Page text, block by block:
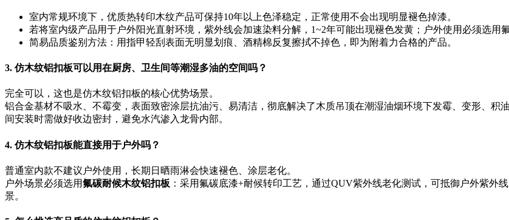
室内常规环境下，优质热转印木纹产品可保持10年以上色泽稳定，正常使用不会出现明显褪色掉漆。
若将室内级产品用于户外阳光直射环境，紫外线会加速染料分解，1~2年可能出现褪色发黄；户外使用必须选用
简易品质鉴别方法：用指甲轻刮表面无明显划痕、酒精棉反复擦拭不掉色，即为附着力合格的产品。
3. 仿木纹铝扣板可以用在厨房、卫生间等潮湿多油的空间吗？
完全可以，这也是仿木纹铝扣板的核心优势场景。
铝合金基材不吸水、不霉变，表面致密涂层抗油污、易清洁，彻底解决了木质吊顶在潮湿油烟环境下发霉、变形、
间安装时需做好收边密封，避免水汽渗入龙骨内部。
4. 仿木纹铝扣板能直接用于户外吗？
普通室内款不建议户外使用，长期日晒雨淋会快速褪色、涂层老化。
户外场景必须选用氟碳耐候木纹铝扣板 ：采用氟碳底漆+耐候转印工艺，通过QUV紫外线老化测试，可抵御户外紫
景。